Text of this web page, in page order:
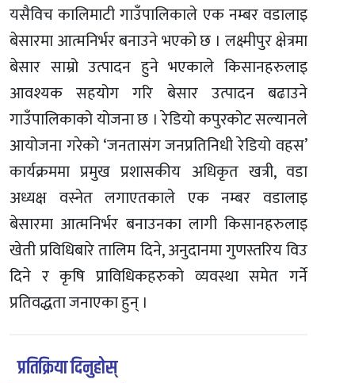
यसैविच कालिमाटी गाउँपालिकाले एक नम्बर वडालाइ
बेसारमा आत्मनिर्भर बनाउने भएको छ । लक्ष्मीपुर क्षेत्रमा
बेसार साम्रो उत्पादन हुने भएकाले किसानहरुलाइ
आवश्यक सहयोग गरि बेसार उत्पादन बढाउने
गाउँपालिकाको योजना छ । रेडियो कपुरकोट सल्यानले
आयोजना गरेको ‘जनतासंग जनप्रतिनिधी रेडियो वहस’
कार्यक्रममा प्रमुख प्रशासकीय अधिकृत खत्री, वडा
अध्यक्ष वस्नेत लगाएतकाले एक नम्बर वडालाइ
बेसारमा आत्मनिर्भर बनाउनका लागी किसानहरुलाइ
खेती प्रविधिबारे तालिम दिने, अनुदानमा गुणस्तरिय विउ
दिने र कृषि प्राविधिकहरुको व्यवस्था समेत गर्ने
प्रतिवद्धता जनाएका हुन् ।
प्रतिक्रिया दिनुहोस्